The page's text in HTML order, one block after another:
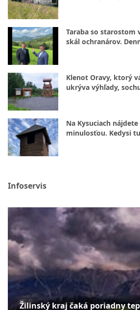
Taraba so starostom
skál ochranárov.
Klenot Oravy, ktorý
ukrýva výhľady,
Na Kysuciach
minulosťou. Kedysi
Infoservis
Žilinský kraj čaká poriadny